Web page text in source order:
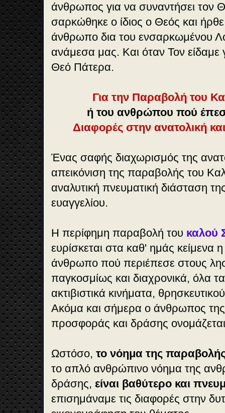
άνθρωπος για να συναντήσει τον
σαρκώθηκε ο ίδιος ο Θεός και
άνθρωπο δια του ενσαρκωμένου
ανάμεσα μας. Και όταν Τον είδαμε
Θεό Πάτερα.
Για την Παραβολή του
ή του ανθρώπου πού
Διαφορές στην ανατολική
Ένας σαφής διαχωρισμός της
απεικόνιση της παραβολής του
αναλυτική πνευματική διάσταση
ευαγγελίου.
Η περίφημη παραβολή του καλού
ευρίσκεται στα καθ' ημάς κείμενα
άνθρωπο πού περιέπεσε στους
παγκοσμίως και διαχρονικά, όλα
ακτιβιστικά κινήματα,
Ακόμα και σήμερα ο άνθρωπος της
προσφοράς και δράσης
Ωστόσο, το νόημα της
το απλό ανθρώπινο νόημα της
δράσης, είναι βαθύτερο και
επισημάναμε τις διαφορές στην